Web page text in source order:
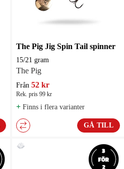
The Pig Jig Spin Tail spinner
15/21 gram
The Pig
Från 52 kr
Rek. pris 99 kr
+ Finns i flera varianter
GÅ TILL